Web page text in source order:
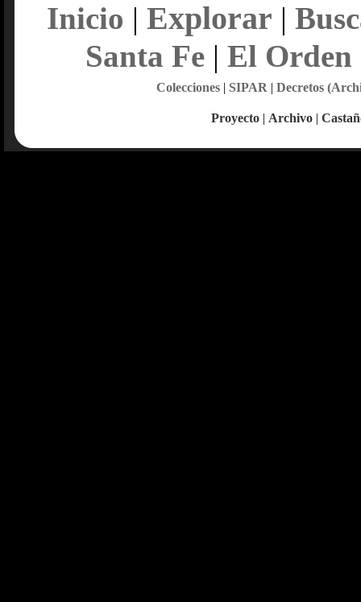
Inicio | Explorar |
Santa Fe| El Orden
Colecciones| SIPAR | Decretos
Proyecto | Archivo |